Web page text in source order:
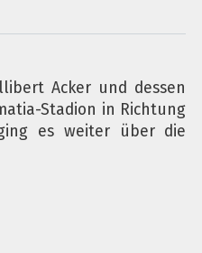
Acker und dessen
Stadion in Richtung
es weiter über die